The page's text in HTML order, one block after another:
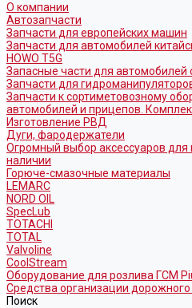
О компании
Автозапчасти
Запчасти для европейских машин
Запчасти для автомобилей
HOWO T5G
Запасные части для автомобилей
Запчасти для
Запчасти к сортиметовозному
автомобилей и прицепов.
Изготовление РВД
Дуги, фародержатели
Огромный выбор аксессуаров для
наличии
Горюче-смазочные материалы
LEMARC
NORD OIL
SpecLub
TOTACHI
TOTAL
Valvoline
CoolStream
Оборудование для розлива ГСМ
Средства организации
Поиск